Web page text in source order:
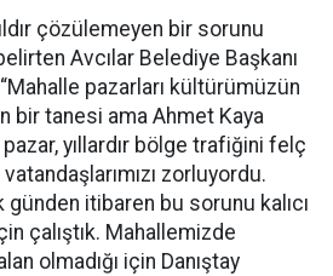
çözülemeyen bir sorunu
Avcılar Belediye Başkanı
pazarları kültürümüzün
bir tanesi ama Ahmet Kaya
yıllardır bölge trafiğini felç
zorluyordu.
itibaren bu sorunu kalıcı
çalıştık. Mahallemizde
olmadığı için Danıştay